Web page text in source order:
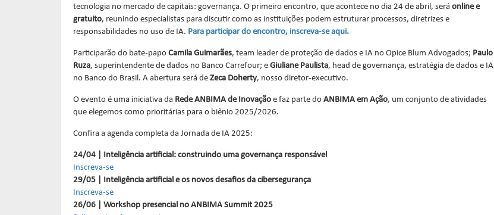
tecnologia no mercado de capitais: governança. O primeiro encontro, que acontece no dia 24 de abril, será online e
gratuito, reunindo especialistas para discutir como as instituições podem estruturar processos, diretrizes e
responsabilidades no uso de IA. Para participar do encontro, inscreva-se aqui.
Participarão do bate-papo Camila Guimarães, team leader de proteção de dados e IA no Opice Blum Advogados; Paulo
Ruza, superintendente de dados no Banco Carrefour; e Giuliane Paulista, head de governança, estratégia de dados e IA
no Banco do Brasil. A abertura será de Zeca Doherty, nosso diretor-executivo.
O evento é uma iniciativa da Rede ANBIMA de Inovação e faz parte do ANBIMA em Ação, um conjunto de atividades
que elegemos como prioritárias para o biênio 2025/2026.
Confira a agenda completa da Jornada de IA 2025:
24/04 | Inteligência artificial: construindo uma governança responsável
Inscreva-se
29/05 | Inteligência artificial e os novos desafios da cibersegurança
Inscreva-se
26/06 | Workshop presencial no ANBIMA Summit 2025